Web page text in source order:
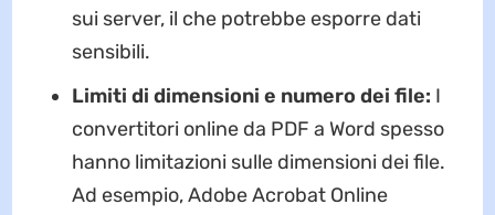
sui server, il che potrebbe esporre dati
sensibili.
Limiti di dimensioni e numero dei file: I
convertitori online da PDF a Word spesso
hanno limitazioni sulle dimensioni dei file.
Ad esempio, Adobe Acrobat Online